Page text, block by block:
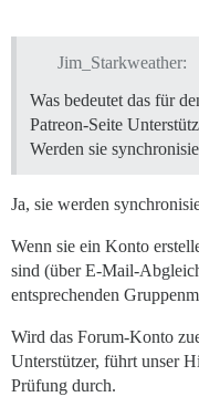
Jim_Starkweather:
Was bedeutet das für
Patreon-Seite
Werden sie
Ja, sie werden
Wenn sie ein Konto
sind (über E-Mail-
entsprechenden
Wird das Forum-Konto
Unterstützer, führt unser
Prüfung durch.